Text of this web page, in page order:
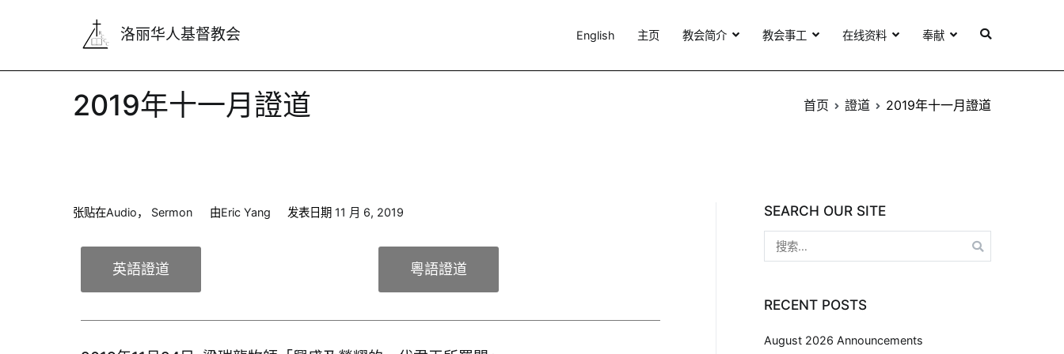
洛丽华人基督教会 English 主页 教会简介 教会事工 在线资料 奉献
2019年十一月證道 首页 證道 2019年十一月證道
张贴在Audio， Sermon 由Eric Yang 发表日期 11 月 6, 2019
英語證道 粵語證道
SEARCH OUR SITE
RECENT POSTS
August 2026 Announcements